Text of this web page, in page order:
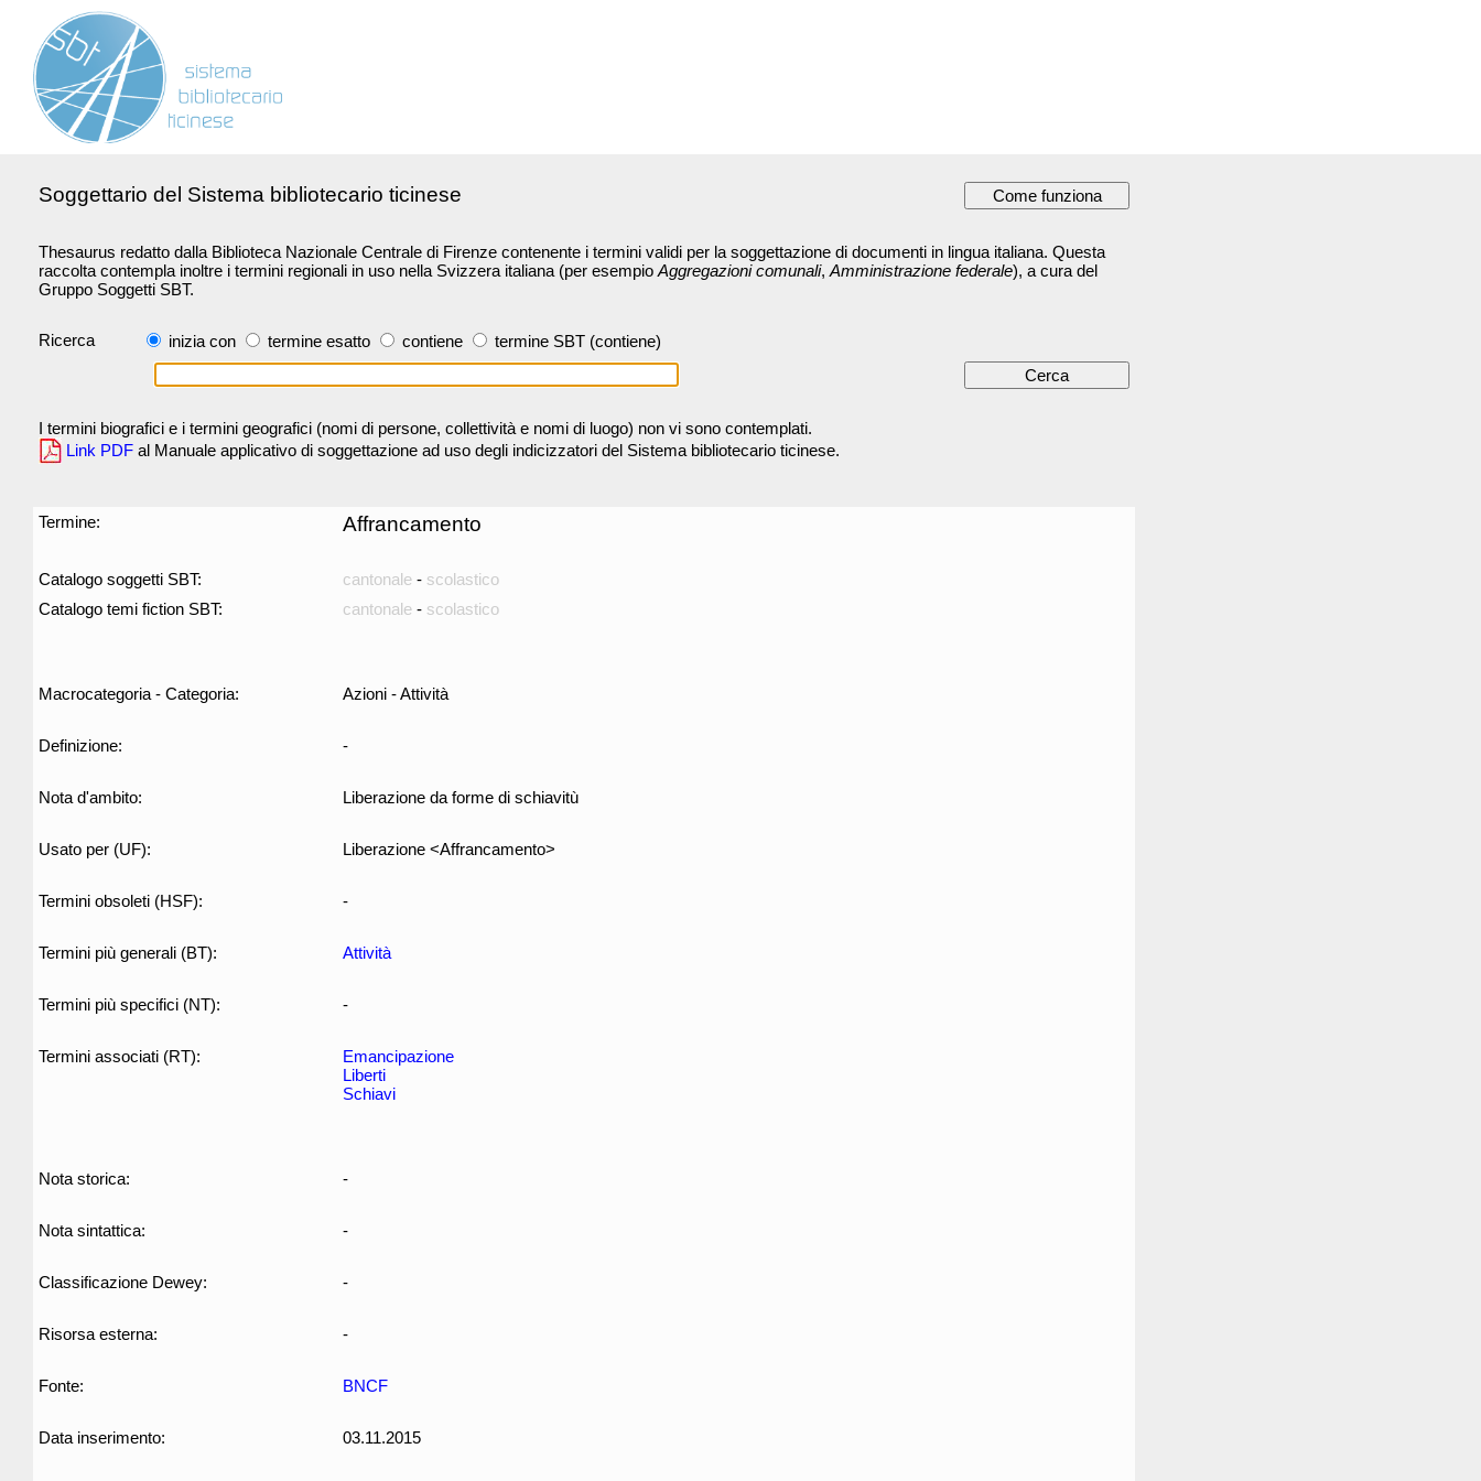
Soggettario del Sistema bibliotecario ticinese
Thesaurus redatto dalla Biblioteca Nazionale Centrale di Firenze contenente i termini validi per la soggettazione di documenti in lingua italiana. Questa
raccolta contempla inoltre i termini regionali in uso nella Svizzera italiana (per esempio Aggregazioni comunali, Amministrazione federale), a cura del
Gruppo Soggetti SBT.
Ricerca inizia con termine esatto contiene termine SBT (contiene)
I termini biografici e i termini geografici (nomi di persone, collettività e nomi di luogo) non vi sono contemplati.
Link PDF al Manuale applicativo di soggettazione ad uso degli indicizzatori del Sistema bibliotecario ticinese.
Termine: Affrancamento
Catalogo soggetti SBT: cantonale - scolastico
Catalogo temi fiction SBT:
cantonale - scolastico
Macrocategoria - Categoria: Azioni - Attività
Definizione: -
Nota d'ambito: Liberazione da forme di schiavitù
Usato per (UF): Liberazione <Affrancamento>
Termini obsoleti (HSF): -
Termini più generali (BT): Attività
Termini più specifici (NT): -
Termini associati (RT):
Emancipazione
Liberti
Schiavi
Nota storica: -
Nota sintattica: -
Classificazione Dewey: -
Risorsa esterna: -
Fonte: BNCF
Data inserimento: 03.11.2015